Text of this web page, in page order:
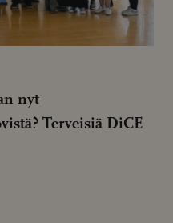
nyt
Terveisiä DiCE